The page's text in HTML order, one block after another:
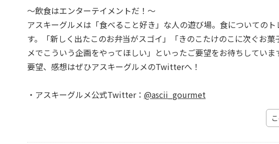
～飲食はエンターテイメントだ！～
アスキーグルメは「食べること好き」な人の遊び場。食についての
す。「新しく出たこのお弁当がスゴイ」「きのこたけのこに次ぐお
メでこういう企画をやってほしい」といったご要望をお待ちしていま
要望、感想はぜひアスキーグルメのTwitterへ！
・アスキーグルメ公式Twitter： @ascii_gourmet